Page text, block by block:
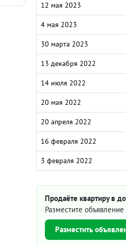
12 мая 2023
4 мая 2023
30 марта 2023
13 декабря 2022
14 июля 2022
20 мая 2022
20 апреля 2022
16 февраля 2022
3 февраля 2022
Продаёте квартиру в
Разместите
Разместить